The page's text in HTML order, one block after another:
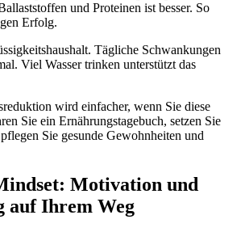
und Proteinen ist besser. So
Erfolg.
Tägliche Schwankungen
Viel Wasser trinken unterstützt das
wird einfacher, wenn Sie diese
Sie ein Ernährungstagebuch, setzen Sie
Sie gesunde Gewohnheiten und
Motivation und
auf Ihrem Weg